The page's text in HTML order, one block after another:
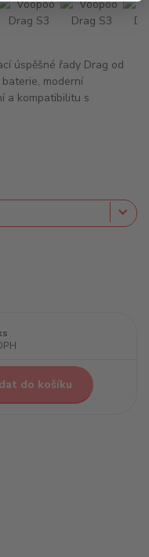
úspěšné řady Drag od
moderní
a kompatibilitu s
do košíku